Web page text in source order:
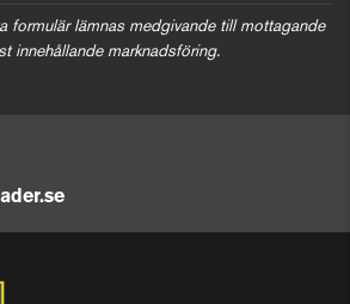
formulär lämnas medgivande till mottagande
innehållande marknadsföring.